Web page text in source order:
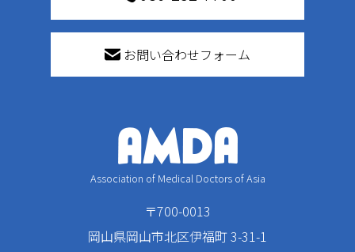
お問い合わせフォーム
Association of Medical Doctors of Asia
〒700-0013
岡山県岡山市北区伊福町 3-31-1